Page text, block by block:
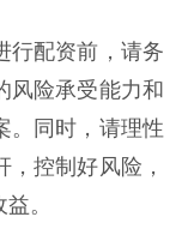
行配资前，请务
风险承受能力和
。同时，请理性
控制好风险，
。